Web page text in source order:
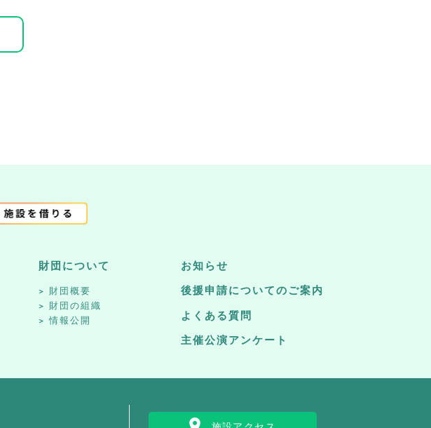
財団について
財団概要
財団の組織
情報公開
お知らせ
後援申請についてのご案内
よくある質問
主催公演アンケート